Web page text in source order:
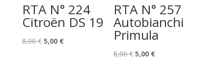
RTA N° 224
Citroën DS 19
8,00€ Le
5,00 €Le
RTA N° 257
Autobianchi
Primula
8,00€ Le
5,00 €Le